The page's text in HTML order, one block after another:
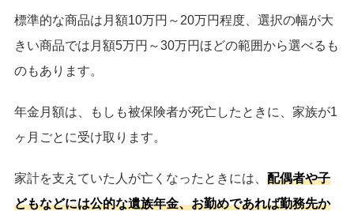
標準的な商品は月額10万円～20万円程度、選択の幅が大
きい商品では月額5万円～30万円ほどの範囲から選べるも
のもあります。
年金月額は、もしも被保険者が死亡したときに、家族が1
ヶ月ごとに受け取ります。
家計を支えていた人が亡くなったときには、 配偶者や子
どもなどには公的な遺族年金、お勤めであれば勤務先か